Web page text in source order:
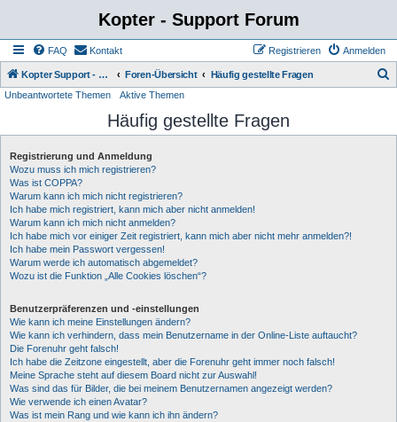
Kopter - Support Forum
FAQ Kontakt Anmelden
Registrieren
Kopter Support - von Anwendern für Anwender. Foren-Übersicht Häufig gestellte Fragen
h
Unbeantwortete Themen Aktive Themen
Häufig gestellte Fragen
Registrierung und Anmeldung
Wozu muss ich mich registrieren?
Was ist COPPA?
Warum kann ich mich nicht registrieren?
Ich habe mich registriert, kann mich aber nicht anmelden!
Warum kann ich mich nicht anmelden?
Ich habe mich vor einiger Zeit registriert, kann mich aber nicht mehr anmelden?!
Ich habe mein Passwort vergessen!
Warum werde ich automatisch abgemeldet?
Wozu ist die Funktion „Alle Cookies löschen“?
Benutzerpräferenzen und -einstellungen
Wie kann ich meine Einstellungen ändern?
Wie kann ich verhindern, dass mein Benutzername in der Online-Liste auftaucht?
Die Forenuhr geht falsch!
Ich habe die Zeitzone eingestellt, aber die Forenuhr geht immer noch falsch!
Meine Sprache steht auf diesem Board nicht zur Auswahl!
Was sind das für Bilder, die bei meinem Benutzernamen angezeigt werden?
Wie verwende ich einen Avatar?
Was ist mein Rang und wie kann ich ihn ändern?